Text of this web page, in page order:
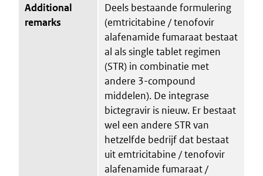
Additional
remarks
Deels bestaande formulering
(emtricitabine / tenofovir
alafenamide fumaraat bestaat
al als single tablet regimen
(STR) in combinatie met
andere 3-compound
middelen). De integrase
bictegravir is nieuw. Er bestaat
wel een andere STR van
hetzelfde bedrijf dat bestaat
uit emtricitabine / tenofovir
alafenamide fumaraat /